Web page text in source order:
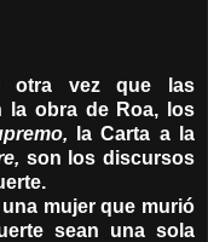
vez que las
la obra de Roa, los
la Carta a la
son los discursos
mujer que murió
sean una sola